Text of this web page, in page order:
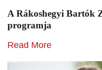
A Rákoshegyi Bartók
programja
Read More